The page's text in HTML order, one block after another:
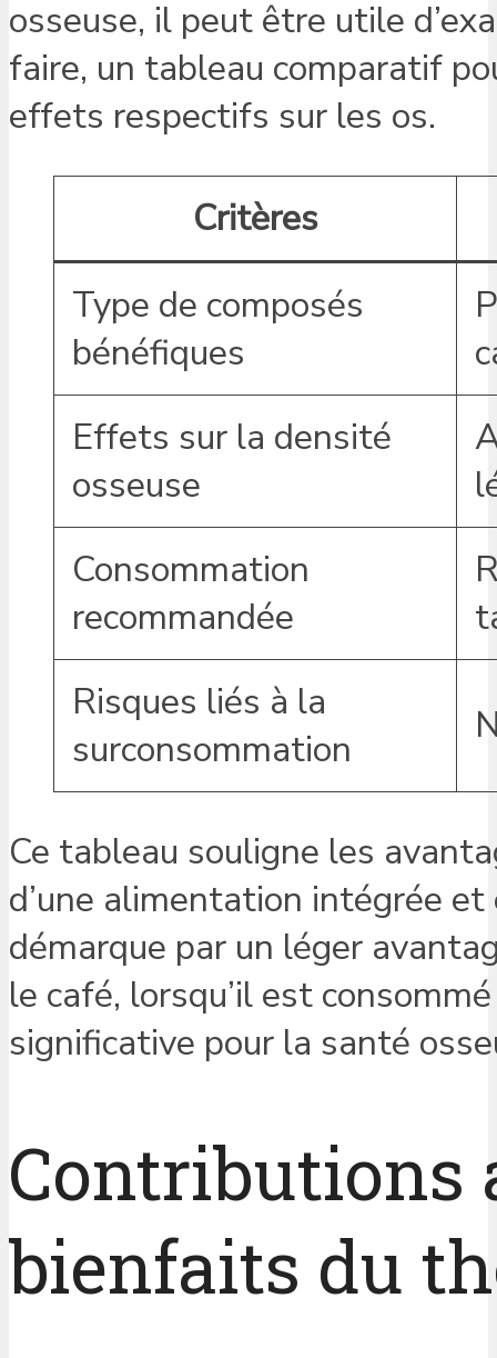
osseuse, il peut être utile
faire, un tableau comparatif
effets respectifs sur les os.
Critères
Type de composés
bénéfiques
Effets sur la densité
osseuse
Consommation
recommandée
Risques liés à la
surconsommation
Ce tableau souligne les
d’une alimentation intégrée
démarque par un léger
le café, lorsqu’il est
significative pour la santé
Contributions
bienfaits du